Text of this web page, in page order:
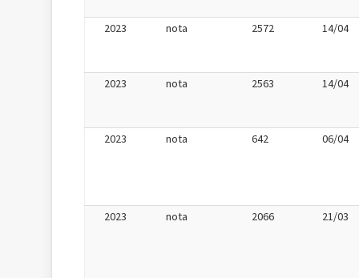
2023 nota 2572 14/04
2023 nota 2563 14/04
2023 nota 642 06/04
2023 nota 2066 21/03